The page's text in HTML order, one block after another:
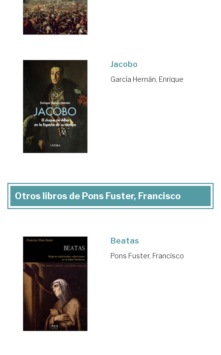
Jacobo
García Hernán, Enrique
Otros libros de Pons Fuster, Francisco
Beatas
Pons Fuster, Francisco